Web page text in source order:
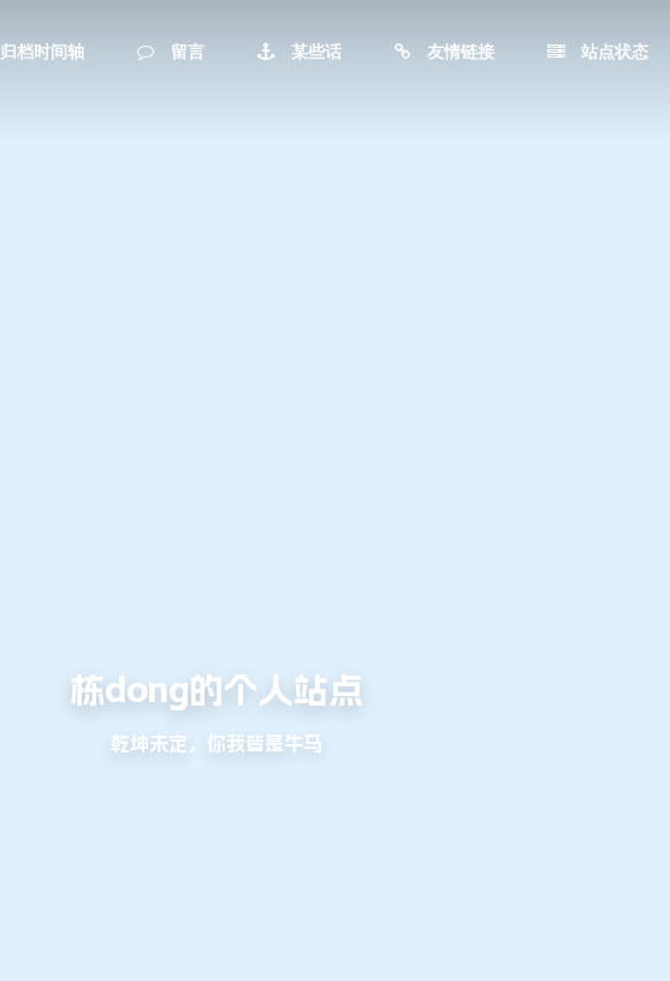
归档时间轴 留言 某些话 友情链接 站点状态
栋dong的个人站点
乾坤未定，你我皆是牛马